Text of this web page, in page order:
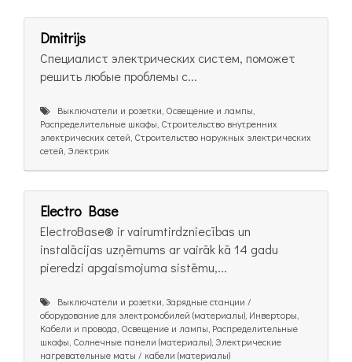
Dmitrijs
Специалист электрических систем, поможет
решить любые проблемы с...
Выключатели и розетки, Освещение и лампы,
Распределительные шкафы, Строительство внутренних
электрических сетей, Строительство наружных электрических
сетей, Электрик
Electro Base
ElectroBase® ir vairumtirdzniecības un
instalācijas uzņēmums ar vairāk kā 14 gadu
pieredzi apgaismojuma sistēmu,...
Выключатели и розетки, Зарядные станции /
оборудование для электромобилей (материалы), Инверторы,
Кабели и провода, Освещение и лампы, Распределительные
шкафы, Солнечные панели (материалы), Электрические
нагревательные маты / кабели (материалы)